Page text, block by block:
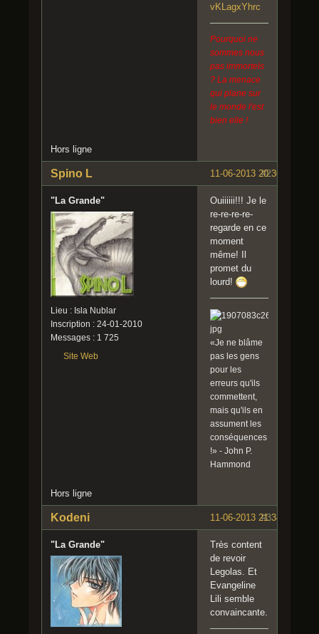
vKLagxYhrc
Pourquoi ne
sommes nous
pas immortels
? La menace
qui plane sur
le monde l'est
bien elle !
Hors ligne
#2
11-06-2013 20:30:37
Spino L
"La Grande"
Lieu : Isla Nublar
Inscription : 24-01-2010
Messages : 1 725
Site Web
Ouiiiiii!!! Je le
re-re-re-re-
regarde en ce
moment
même! Il
promet du
lourd!
«Je ne blâme
pas les gens
pour les
erreurs qu'ils
commettent,
mais qu'ils en
assument les
conséquences
!» - John P.
Hammond
Hors ligne
#3
11-06-2013 21:34:08
Kodeni
"La Grande"
Très content
de revoir
Legolas. Et
Evangeline
Lili semble
convaincante.